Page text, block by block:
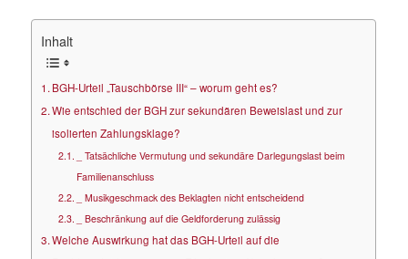
Inhalt
BGH-Urteil „Tauschbörse III“ – worum geht es?
Wie entschied der BGH zur sekundären Beweislast und zur
isolierten Zahlungsklage?
_ Tatsächliche Vermutung und sekundäre Darlegungslast beim
Familienanschluss
_ Musikgeschmack des Beklagten nicht entscheidend
_ Beschränkung auf die Geldforderung zulässig
Welche Auswirkung hat das BGH-Urteil auf die